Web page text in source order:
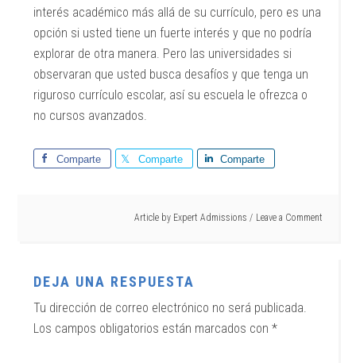
interés académico más allá de su currículo, pero es una
opción si usted tiene un fuerte interés y que no podría
explorar de otra manera. Pero las universidades si
observaran que usted busca desafíos y que tenga un
riguroso currículo escolar, así su escuela le ofrezca o
no cursos avanzados.
Comparte Comparte Comparte
Article by Expert Admissions Leave a Comment
DEJA UNA RESPUESTA
Tu dirección de correo electrónico no será publicada.
Los campos obligatorios están marcados con*